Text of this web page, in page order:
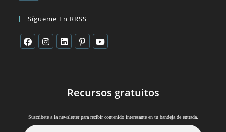
Sígueme En RRSS
Recursos gratuitos
Suscríbete a la newsletter para recibir contenido interesante en tu bandeja de entrada.